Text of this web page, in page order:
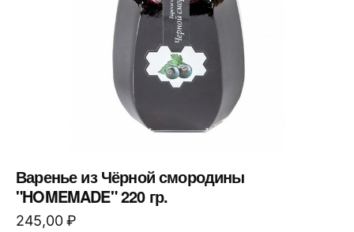
Варенье из Чёрной смородины
"HOMEMADE" 220 гр.
245,00₽